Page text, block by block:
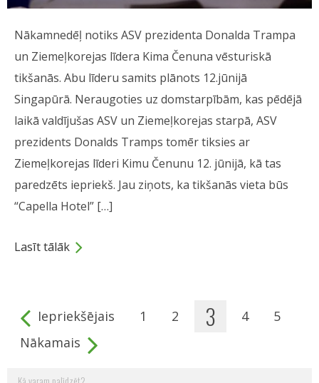
Nākamnedēļ notiks ASV prezidenta Donalda Trampa
un Ziemeļkorejas līdera Kima Čenuna vēsturiskā
tikšanās. Abu līderu samits plānots 12.jūnijā
Singapūrā. Neraugoties uz domstarpībām, kas pēdējā
laikā valdījušas ASV un Ziemeļkorejas starpā, ASV
prezidents Donalds Tramps tomēr tiksies ar
Ziemeļkorejas līderi Kimu Čenunu 12. jūnijā, kā tas
paredzēts iepriekš. Jau ziņots, ka tikšanās vieta būs
“Capella Hotel” […]
Lasīt tālāk
Pages Iepriekšējais 1 2 3 4
5
Nākamais
Meklēt: